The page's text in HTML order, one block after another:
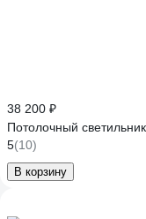
38 200 ₽
Потолочный
5(10)
В корзину